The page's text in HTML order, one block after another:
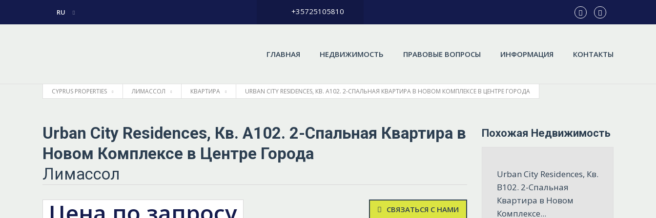
RU +35725105810
ГЛАВНАЯ НЕДВИЖИМОСТЬ ПРАВОВЫЕ ВОПРОСЫ ИНФОРМАЦИЯ КОНТАКТЫ
CYPRUS PROPERTIES ЛИМАССОЛ КВАРТИРА URBAN CITY RESIDENCES, КВ. A102. 2-СПАЛЬНАЯ КВАРТИРА В НОВОМ КОМПЛЕКСЕ В ЦЕНТРЕ ГОРОДА
Urban City Residences, Кв. A102. 2-Спальная Квартира в
Новом Комплексе в Центре Города
Лимассол
СВЯЗАТЬСЯ С НАМИ
Похожая Недвижимость
Urban City Residences, Кв.
B102. 2-Спальная
Квартира в Новом
Комплексе...